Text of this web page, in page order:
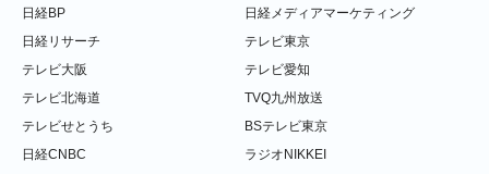
日経BP
日経メディアマーケティング
日経リサーチ
テレビ東京
テレビ大阪
テレビ愛知
テレビ北海道
TVQ九州放送
テレビせとうち
BSテレビ東京
日経CNBC
ラジオNIKKEI